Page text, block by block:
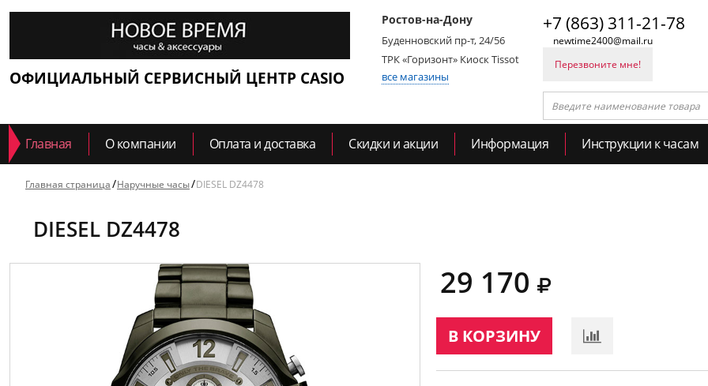
ОФИЦИАЛЬНЫЙ СЕРВИСНЫЙ ЦЕНТР CASIO
Ростов-на-Дону
Буденновский пр-т, 24/56
ТРК «Горизонт» Киоск Tissot
все магазины
+7 (863) 311-21-78
newtime2400@mail.ru
Перезвоните мне!
Главная О компании Оплата и доставка Скидки и акции Информация Инструкции к часам
Главная страница Наручные часы DIESEL DZ4478
DIESEL DZ4478
29 170
В КОРЗИНУ